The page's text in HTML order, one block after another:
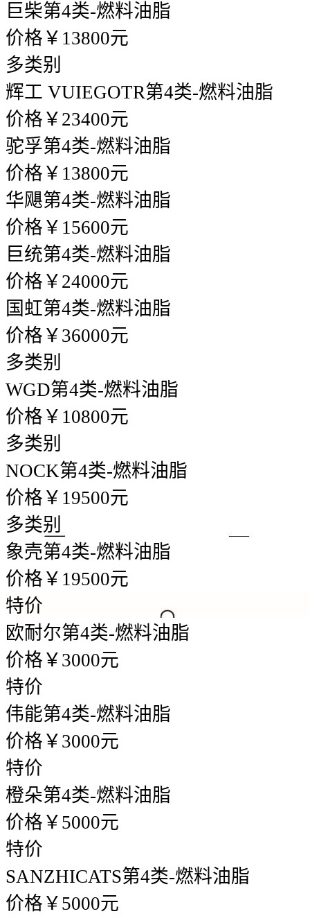
巨柴第4类-燃料油脂
价格￥13800元
多类别
辉工 VUIEGOTR第4类-燃料油脂
价格￥23400元
驼孚第4类-燃料油脂
价格￥13800元
华飓第4类-燃料油脂
价格￥15600元
巨统第4类-燃料油脂
价格￥24000元
国虹第4类-燃料油脂
价格￥36000元
多类别
WGD第4类-燃料油脂
价格￥10800元
多类别
NOCK第4类-燃料油脂
价格￥19500元
多类别
象壳第4类-燃料油脂
价格￥19500元
特价
欧耐尔第4类-燃料油脂
价格￥3000元
特价
伟能第4类-燃料油脂
价格￥3000元
特价
橙朵第4类-燃料油脂
价格￥5000元
特价
SANZHICATS第4类-燃料油脂
价格￥5000元